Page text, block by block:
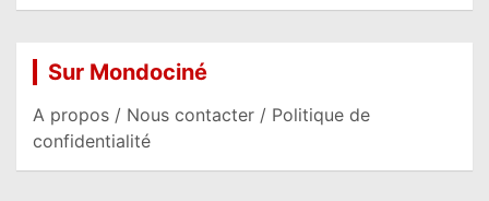
Sur Mondociné
A propos / Nous contacter / Politique de
confidentialité